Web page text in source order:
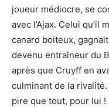
joueur médiocre, se
avec l’Ajax. Celui qu’il
canard boiteux,
devenu entraîneur du
après que Cruyff en
culminant de la rivalité.
pire que tout, pour lui !